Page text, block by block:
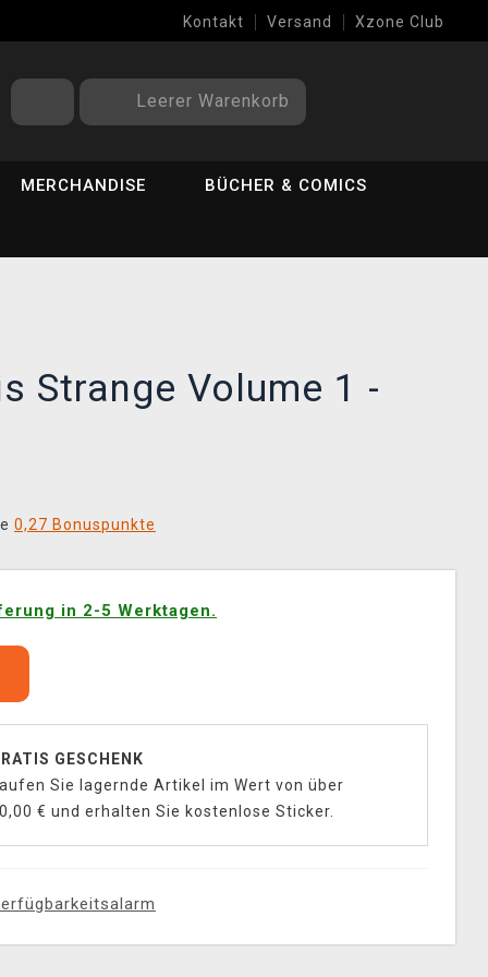
Kontakt Versand Xzone Club
Leerer Warenkorb
MERCHANDISE BÜCHER & COMICS
Strange Volume 1 -
0,27 Bonuspunkte
in 2-5 Werktagen.
GESCHENK
Sie lagernde Artikel im Wert von über
€ und erhalten Sie kostenlose Sticker.